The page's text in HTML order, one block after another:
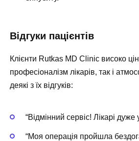
Відгуки пацієнтів
Клієнти Rutkas MD Clinic високо
професіоналізм лікарів, так і
деякі з їх відгуків:
“Відмінний сервіс! Лікарі
“Моя операція пройшла